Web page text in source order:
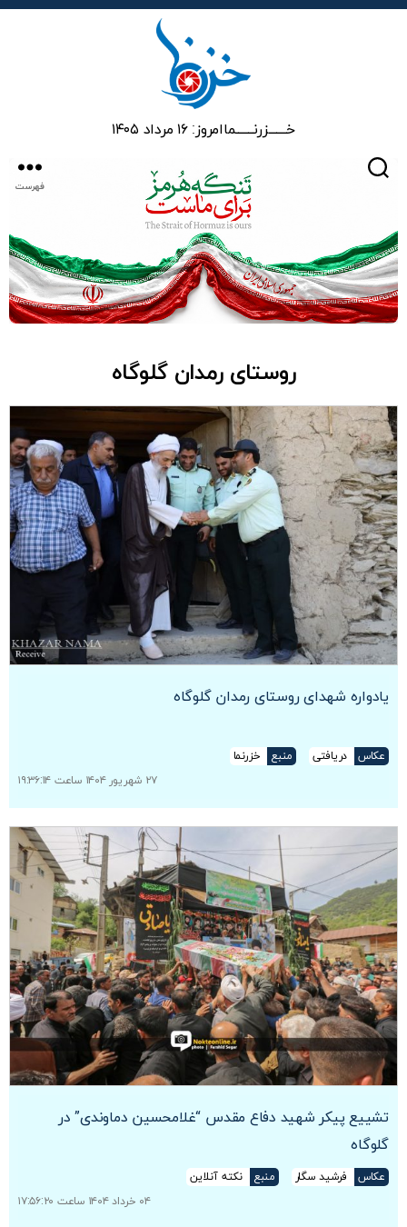
خـــــــزرنـــــــماامروز: ۱۶ مرداد ۱۴۰۵
فهرست
روستای رمدان گلوگاه
یادواره شهدای روستای رمدان گلوگاه
عکاس دریافتی منبع
خزرنما
۲۷ شهریور ۱۴۰۴ ساعت ۱۹:۳۶:۱۴
تشییع پیکر شهید دفاع مقدس “غلامحسین دماوندی” در
گلوگاه
عکاس فرشید سگار منبع
نکته آنلاین
۰۴ خرداد ۱۴۰۴ ساعت ۱۷:۵۶:۲۰